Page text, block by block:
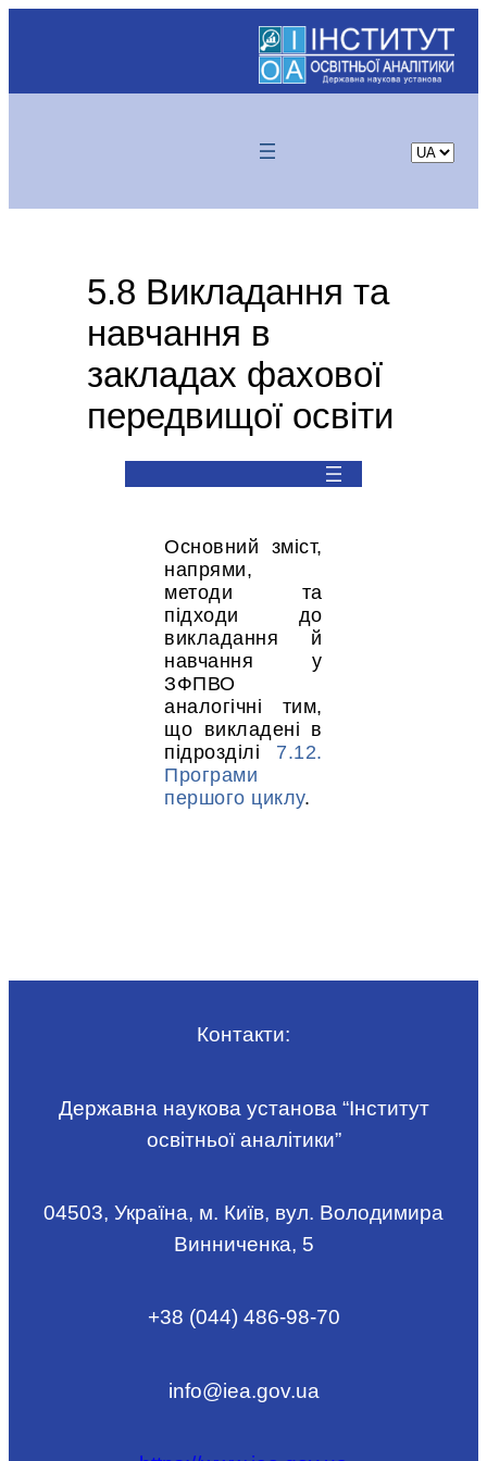
Choose
language
5.8 Викладання та
навчання в
закладах фахової
передвищої освіти
Основний зміст,
напрями,
методи та
підходи до
викладання й
навчання у
ЗФПВО
аналогічні тим,
що викладені в
підрозділі 7.12.
Програми
першого циклу.
Контакти:
Державна наукова установа “Інститут
освітньої аналітики”
04503, Україна, м. Київ, вул. Володимира
Винниченка, 5
+38 (044) 486-98-70
info@iea.gov.ua